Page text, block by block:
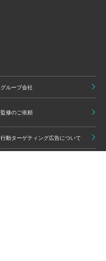
グループ会社
監修のご依頼
行動ターゲティング広告について